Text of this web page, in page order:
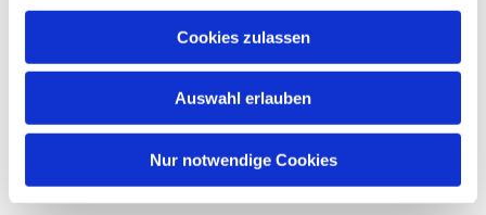
Cookies zulassen
Auswahl erlauben
Nur notwendige Cookies